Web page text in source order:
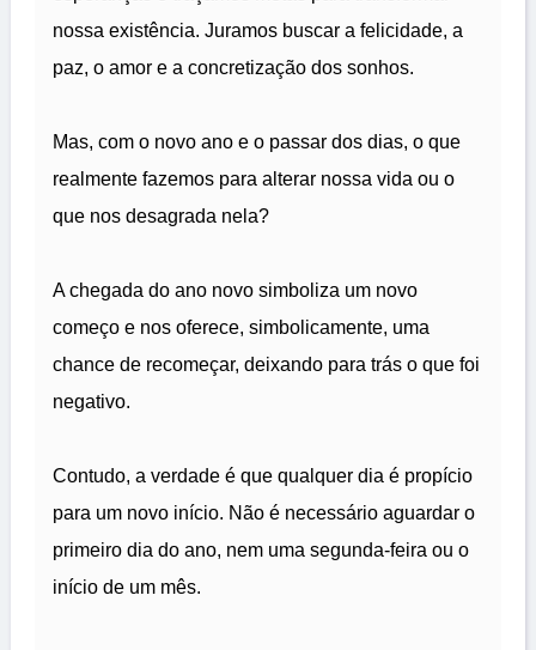
nossa existência. Juramos buscar a felicidade, a
paz, o amor e a concretização dos sonhos.
Mas, com o novo ano e o passar dos dias, o que
realmente fazemos para alterar nossa vida ou o
que nos desagrada nela?
A chegada do ano novo simboliza um novo
começo e nos oferece, simbolicamente, uma
chance de recomeçar, deixando para trás o que foi
negativo.
Contudo, a verdade é que qualquer dia é propício
para um novo início. Não é necessário aguardar o
primeiro dia do ano, nem uma segunda-feira ou o
início de um mês.